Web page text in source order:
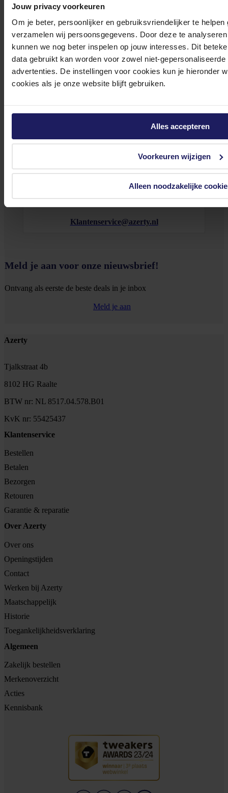
Jouw privacy voorkeuren
Om je beter, persoonlijker en gebruiksvriendelijker te
verzamelen wij persoonsgegevens. Door deze te
kunnen we nog beter inspelen op jouw interesses. Dit
data gebruikt kan worden voor zowel niet-
advertenties. De instellingen voor cookies kun je hieronder
cookies als je onze website blijft gebruiken.
Alles accepteren
Voorkeuren wijzigen
Alleen noodzakelijke
tot 17.00 uur en op zaterdag van 10.00 tot 15.00 uur.
Bekijk onze veelgestelde vragen
Klantenservice@azerty.nl
Meld je aan voor onze nieuwsbrief!
Ontvang als eerste de beste deals in je inbox
Meld je aan
Footer
Azerty
Tjalkstraat 4b
8102 HG Raalte
BTW nr: NL 8517.04.578.B01
KvK nr: 55425437
Klantenservice
Bestellen
Betalen
Bezorgen
Retouren
Garantie & reparatie
Over Azerty
Over ons
Openingstijden
Contact
Werken bij Azerty
Maatschappelijk
Historie
Toegankelijkheidsverklaring
Algemeen
Zakelijk bestellen
Merkenoverzicht
Acties
Kennisbank